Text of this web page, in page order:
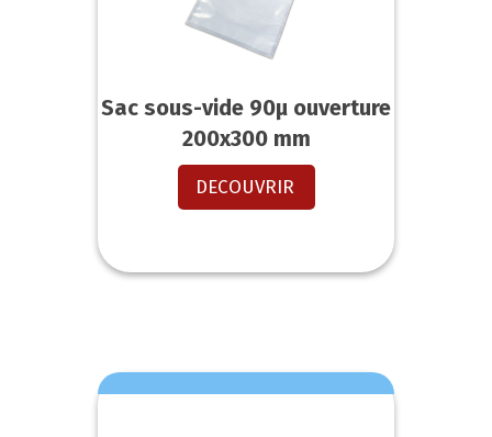
Sac sous-vide 90µ ouverture
200x300 mm
DECOUVRIR